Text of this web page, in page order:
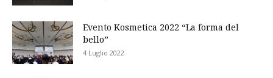
Evento Kosmetica 2022 “La forma del
bello”
4 Luglio 2022